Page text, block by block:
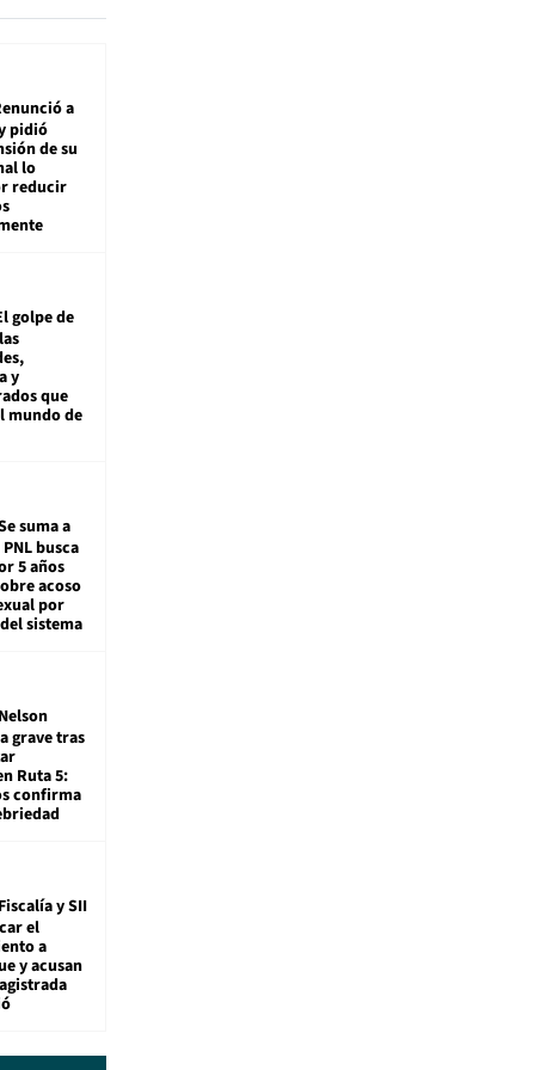
a
pidió
de su
lo
reducir
golpe de
y
que
mundo de
suma a
busca
5 años
acoso
por
sistema
Nelson
grave tras
Ruta 5:
confirma
Fiscalía y SII
el
a
y acusan